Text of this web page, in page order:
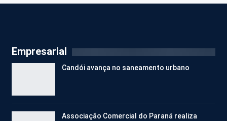
Empresarial
Candói avança no saneamento urbano
Associação Comercial do Paraná realiza